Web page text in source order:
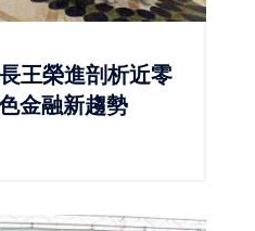
王榮進剖析近零
金融新趨勢